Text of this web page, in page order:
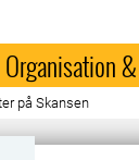
Organisation
på Skansen